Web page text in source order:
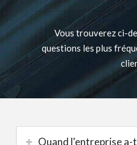
Vous trouverez ci-
questions les plus
Quand l'entreprise